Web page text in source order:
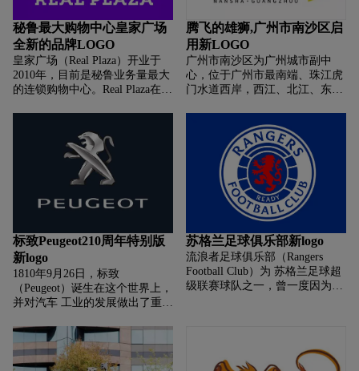
秘鲁最大购物中心皇家广场
全新的品牌LOGO
皇家广场（Real Plaza）开业于
2010年，目前是秘鲁业务量最大
的连锁购物中心。Real Plaza在秘
Real Plaza来带的独特娱乐和购物
腾飞的雄狮,广州市南沙区启
用新LOGO
广州市南沙区为广州城市副中
心，位于广州市最南端、珠江虎
门水道西岸，西江、北江、东江
六镇三街。2019年12月6日，南
标致Peugeot210周年特别版
新logo
1810年9月26日，标致
（Peugeot）诞生在这个世界上，
并对汽车 工业的发展做出了重大
迎来其成立 210周年纪念日。标
致已经筹划了众多庆祝活动， 包
括推出了最
苏格兰足球俱乐部新logo
流浪者足球俱乐部（Rangers
Football Club）为 苏格兰足球超
级联赛球队之一，曾一度因为财